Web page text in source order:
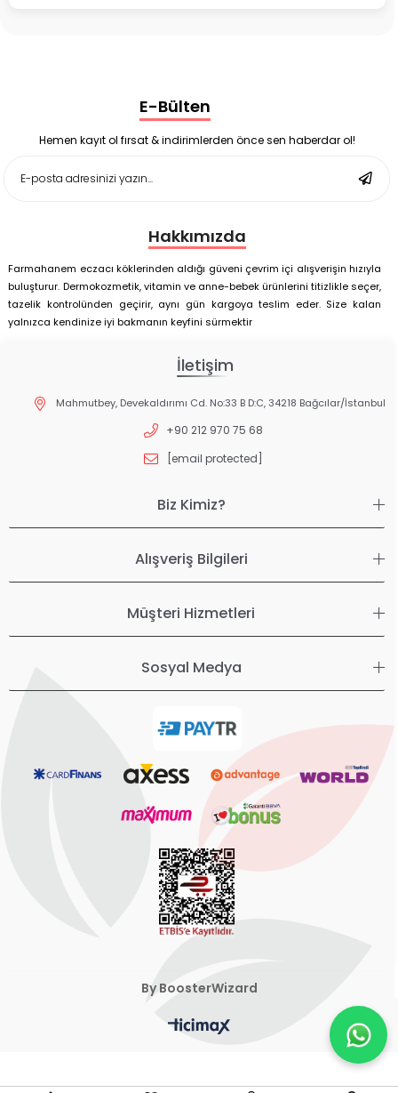
Enterogermina Family 5 ml 20 Flakon
Deep Flex Stres Azaltıcı ve Enerji Dengeleyici Topraklama
Matı Set 40x60 cm
Deep Flex Stres Azaltıcı ve Enerji Dengeleyici Topraklama
E-Bülten
Hemen kayıt ol fırsat & indirimlerden önce sen haberdar ol!
Hakkımızda
Farmahanem eczacı köklerinden aldığı güveni çevrim içi alışverişin hızıyla
buluşturur. Dermokozmetik, vitamin ve anne-bebek ürünlerini titizlikle seçer,
tazelik kontrolünden geçirir, aynı gün kargoya teslim eder. Size kalan
yalnızca kendinize iyi bakmanın keyfini sürmektir
İletişim
Mahmutbey, Devekaldırımı Cd. No:33 B D:C, 34218 Bağcılar/İstanbul
+90 212 970 75 68
[email protected]
Biz Kimiz?
Alışveriş Bilgileri
Müşteri Hizmetleri
Sosyal Medya
By BoosterWizard